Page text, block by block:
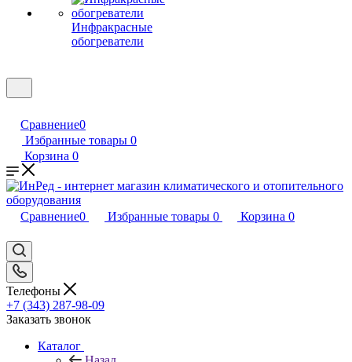
Инфракрасные
обогреватели
Сравнение0
Избранные товары 0
Корзина 0
Сравнение0 Избранные товары 0 Корзина 0
Телефоны
+7 (343) 287-98-09
Заказать звонок
Каталог